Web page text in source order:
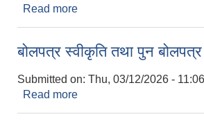
Read more
बोलपत्र स्वीकृति तथा पुन
Submitted on: Thu, 03/12/2026 - 11:06
Read more